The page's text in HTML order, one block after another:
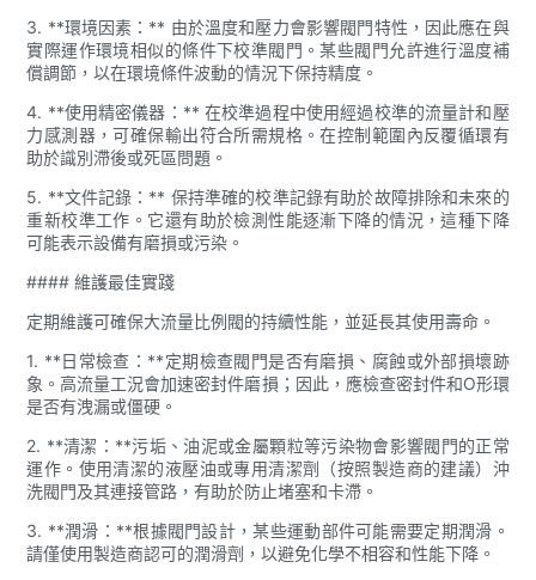
3. **環境因素：** 由於溫度和壓力會影響閥門特性，因此應在與
實際運作環境相似的條件下校準閥門。某些閥門允許進行溫度補
償調節，以在環境條件波動的情況下保持精度。
4. **使用精密儀器：** 在校準過程中使用經過校準的流量計和壓
力感測器，可確保輸出符合所需規格。在控制範圍內反覆循環有
助於識別滯後或死區問題。
5. **文件記錄：** 保持準確的校準記錄有助於故障排除和未來的
重新校準工作。它還有助於檢測性能逐漸下降的情況，這種下降
可能表示設備有磨損或污染。
#### 維護最佳實踐
定期維護可確保大流量比例閥的持續性能，並延長其使用壽命。
1. **日常檢查：**定期檢查閥門是否有磨損、腐蝕或外部損壞跡
象。高流量工況會加速密封件磨損；因此，應檢查密封件和O形環
是否有洩漏或僵硬。
2. **清潔：**污垢、油泥或金屬顆粒等污染物會影響閥門的正常
運作。使用清潔的液壓油或專用清潔劑（按照製造商的建議）沖
洗閥門及其連接管路，有助於防止堵塞和卡滯。
3. **潤滑：**根據閥門設計，某些運動部件可能需要定期潤滑。
請僅使用製造商認可的潤滑劑，以避免化學不相容和性能下降。